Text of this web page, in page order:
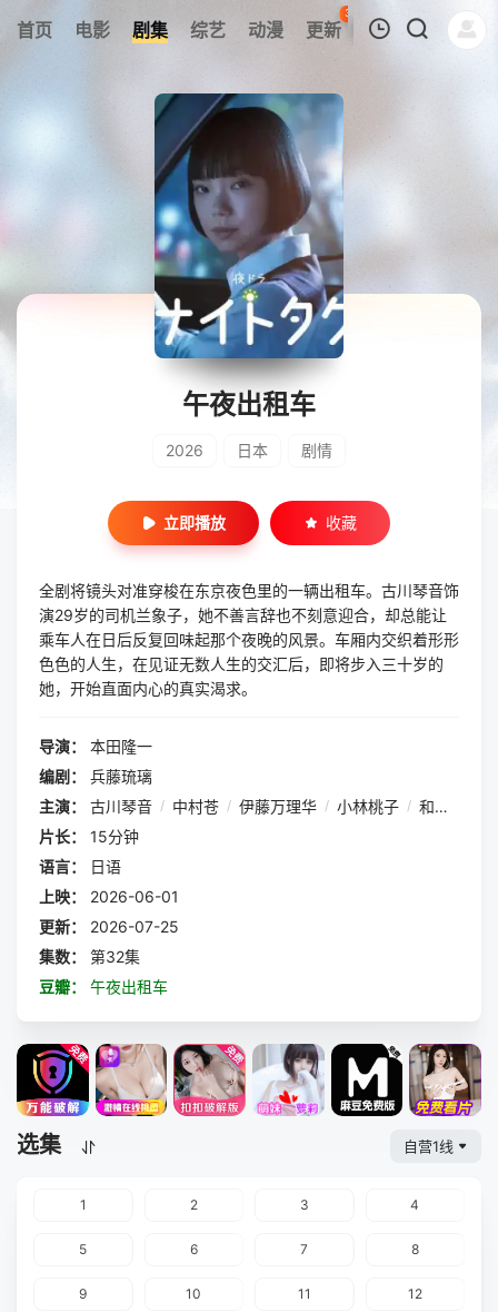
首页 电影 剧集 综艺 动漫 更新
37
热榜 APP
暂无观看影片的记录
午夜出租车
2026 日本 剧情
立即播放 收藏
全剧将镜头对准穿梭在东京夜色里的一辆出租车。古川琴音饰
演29岁的司机兰象子，她不善言辞也不刻意迎合，却总能让
乘车人在日后反复回味起那个夜晚的风景。车厢内交织着形形
色色的人生，在见证无数人生的交汇后，即将步入三十岁的
她，开始直面内心的真实渴求。
导演：
本田隆一
编剧：
兵藤琉璃
主演：
古川琴音 / 中村苍 / 伊藤万理华 / 小林桃子 / 和久井映见
片长：
15分钟
语言：
日语
上映：
2026-06-01
更新：
2026-07-25
集数：
第32集
豆瓣：
午夜出租车
选集 自营1线
1 2 3 4
5 6 7 8
9 10 11 12